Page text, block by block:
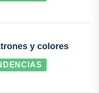
y colores